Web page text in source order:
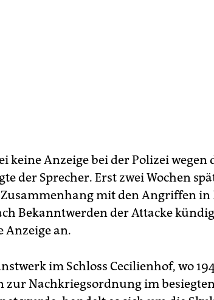
keine Anzeige bei der Polizei wegen
der Sprecher. Erst zwei Wochen
mit den Angriffen in
Bekanntwerden der Attacke
Anzeige an.
im Schloss Cecilienhof, wo
zur Nachkriegsordnung im